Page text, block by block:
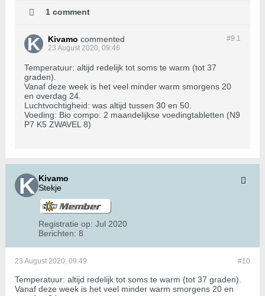
1 comment
#9.1
Kivamo commented
23 August 2020, 09:46
Temperatuur: altijd redelijk tot soms te warm (tot 37
graden).
Vanaf deze week is het veel minder warm smorgens 20
en overdag 24.
Luchtvochtigheid: was altijd tussen 30 en 50.
Voeding: Bio compo: 2 maandelijkse voedingtabletten (N9
P7 K5 ZWAVEL 8)
Kivamo
Stekje
Registratie op: Jul 2020
Berichten: 8
#10
23 August 2020, 09:49
Temperatuur: altijd redelijk tot soms te warm (tot 37 graden).
Vanaf deze week is het veel minder warm smorgens 20 en